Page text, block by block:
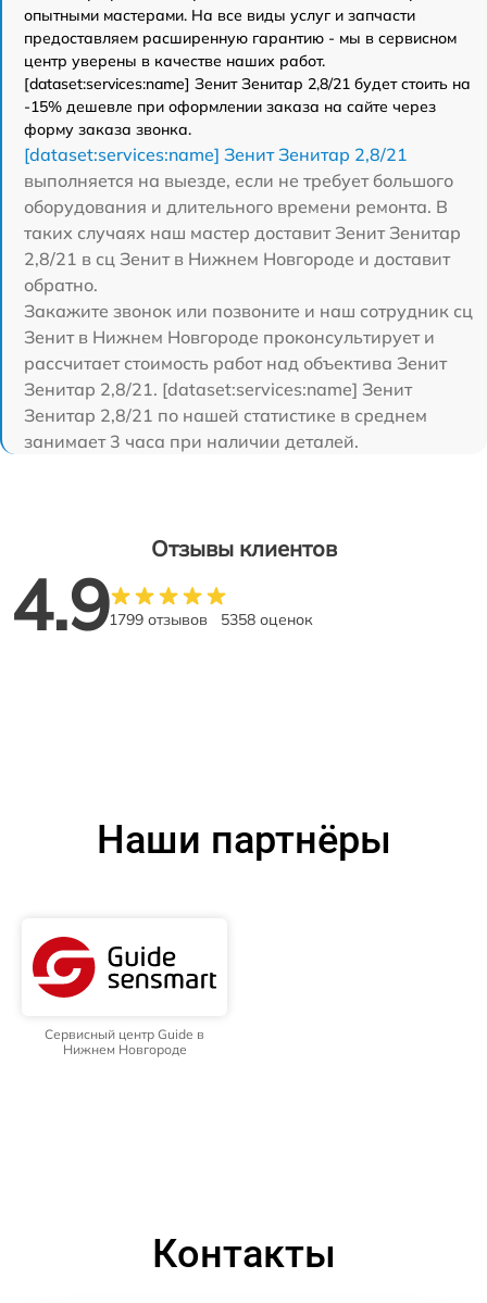
опытными мастерами. На все виды услуг и запчасти
предоставляем расширенную гарантию - мы в сервисном
центр уверены в качестве наших работ.
[dataset:services:name] Зенит Зенитар 2,8/21 будет стоить на
-15% дешевле при оформлении заказа на сайте через
форму заказа звонка.
[dataset:services:name] Зенит Зенитар 2,8/21
выполняется на выезде, если не требует большого
оборудования и длительного времени ремонта. В
таких случаях наш мастер доставит Зенит Зенитар
2,8/21 в сц Зенит в Нижнем Новгороде и доставит
обратно.
Закажите звонок или позвоните и наш сотрудник сц
Зенит в Нижнем Новгороде проконсультирует и
рассчитает стоимость работ над объектива Зенит
Зенитар 2,8/21. [dataset:services:name] Зенит
Зенитар 2,8/21 по нашей статистике в среднем
занимает 3 часа при наличии деталей.
Отзывы клиентов
4.91799 отзывов 5358 оценок
Наши партнёры
Сервисный центр Guide в
Нижнем Новгороде
Контакты